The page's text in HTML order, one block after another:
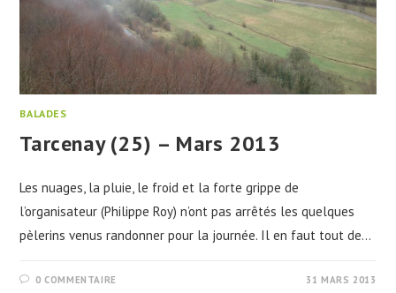
BALADES
Tarcenay (25) – Mars 2013
Les nuages, la pluie, le froid et la forte grippe de
l’organisateur (Philippe Roy) n’ont pas arrêtés les quelques
pèlerins venus randonner pour la journée. Il en faut tout de…
0 COMMENTAIRE 31 MARS 2013